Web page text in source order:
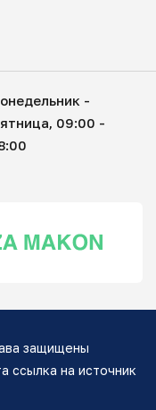
-
09:00 -
защищены
ссылка на источник